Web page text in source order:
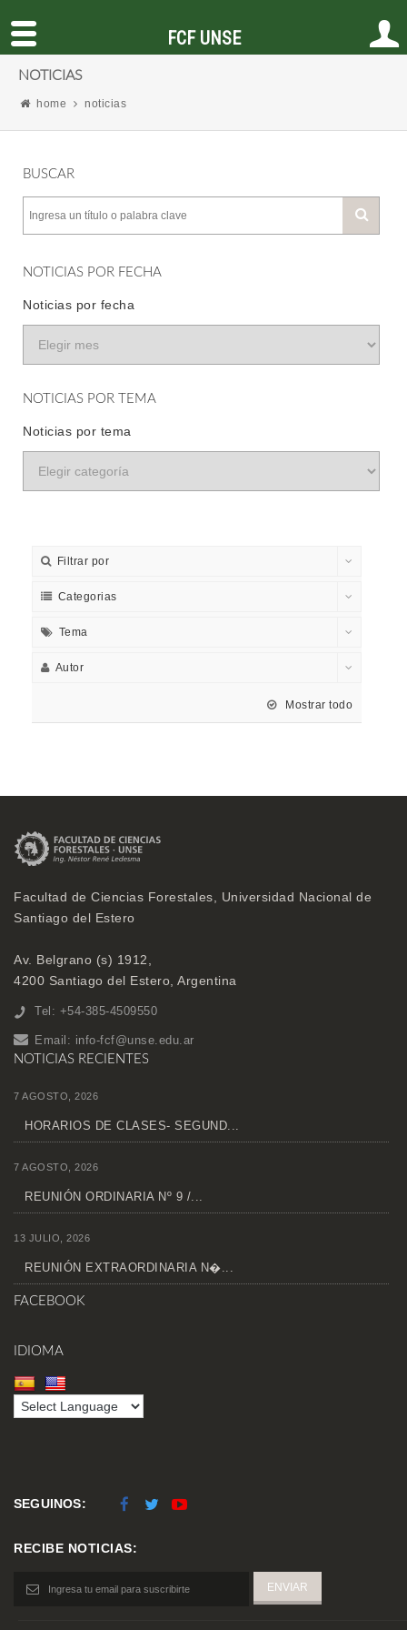
NOTICIAS
home noticias
BUSCAR
NOTICIAS POR FECHA
Noticias por fecha
NOTICIAS POR TEMA
Noticias por tema
Filtrar por
Categorias
Tema
Autor
Mostrar todo
Facultad de Ciencias Forestales, Universidad Nacional de
Santiago del Estero
Av. Belgrano (s) 1912,
4200 Santiago del Estero, Argentina
Tel: +54-385-4509550
Email: info-fcf@unse.edu.ar
NOTICIAS RECIENTES
7 AGOSTO, 2026
HORARIOS DE CLASES- SEGUND...
7 AGOSTO, 2026
REUNIÓN ORDINARIA Nº 9 /...
13 JULIO, 2026
REUNIÓN EXTRAORDINARIA N�...
FACEBOOK
IDIOMA
SEGUINOS:
RECIBE NOTICIAS:
FCF UNSE